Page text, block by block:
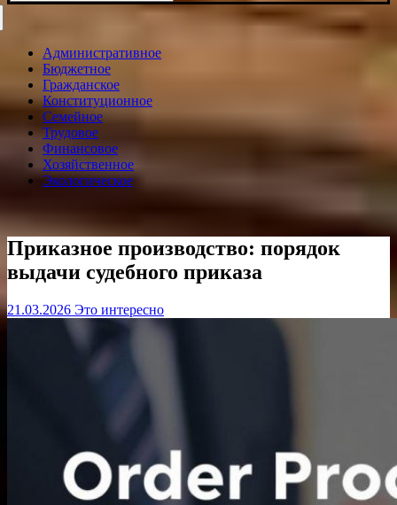
Административное
Бюджетное
Гражданское
Конституционное
Семейное
Трудовое
Финансовое
Хозяйственное
Экологическое
Приказное производство: порядок
выдачи судебного приказа
21.03.2026 Это интересно